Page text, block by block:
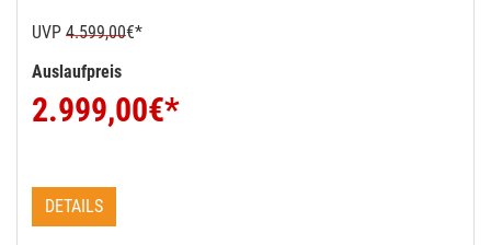
UVP 4.599,00€*
Auslaufpreis
2.999,00€*
DETAILS